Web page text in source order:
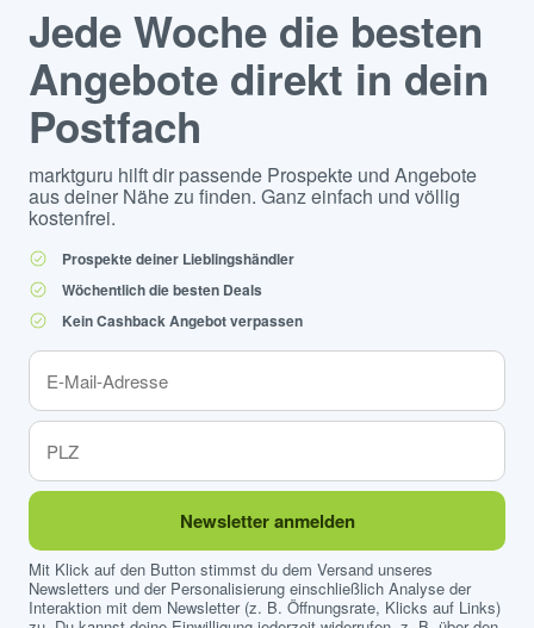
Jede Woche die besten
Angebote direkt in dein
Postfach
marktguru hilft dir passende Prospekte und Angebote
aus deiner Nähe zu finden. Ganz einfach und völlig
kostenfrei.
Prospekte deiner Lieblingshändler
Wöchentlich die besten Deals
Kein Cashback Angebot verpassen
Newsletter anmelden
Mit Klick auf den Button stimmst du dem Versand unseres
Newsletters und der Personalisierung einschließlich Analyse der
Interaktion mit dem Newsletter (z. B. Öffnungsrate, Klicks auf Links)